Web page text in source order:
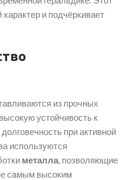
и подчёркивает
из прочных
устойчивость к
при активной
используются
металла, позволяющие
самым высоким